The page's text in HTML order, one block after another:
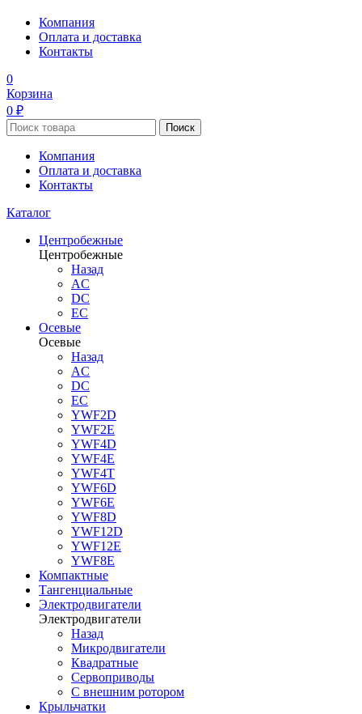
Компания
Оплата и доставка
Контакты
0
Корзина
0 ₽
Поиск
Компания
Оплата и доставка
Контакты
Каталог
Центробежные
Центробежные
Назад
AC
DC
EC
Осевые
Осевые
Назад
AC
DC
EC
YWF2D
YWF2E
YWF4D
YWF4E
YWF4T
YWF6D
YWF6E
YWF8D
YWF12D
YWF12E
YWF8E
Компактные
Тангенциальные
Электродвигатели
Электродвигатели
Назад
Микродвигатели
Квадратные
Сервоприводы
С внешним ротором
Крыльчатки